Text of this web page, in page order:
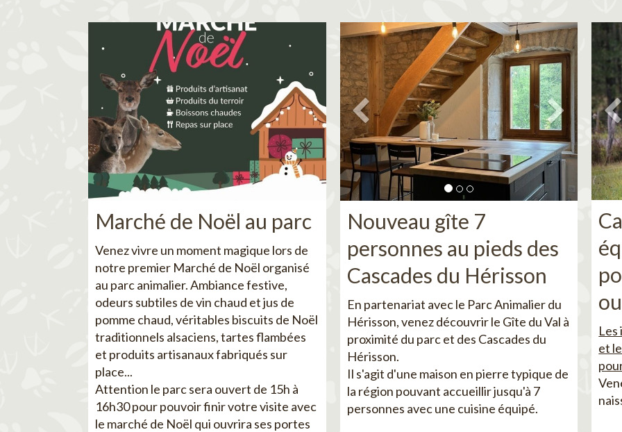
Marché de Noël au parc
Venez vivre un moment magique lors de
notre premier Marché de Noël organisé
au parc animalier. Ambiance festive,
odeurs subtiles de vin chaud et jus de
pomme chaud, véritables biscuits de Noël
traditionnels alsaciens, tartes flambées
et produits artisanaux fabriqués sur
place...
Attention le parc sera ouvert de 15h à
16h30 pour pouvoir finir votre visite avec
le marché de Noël qui ouvrira ses portes
Nouveau gîte 7
personnes au pieds des
Cascades du Hérisson
En partenariat avec le Parc Animalier du
Hérisson, venez découvrir le Gîte du Val à
proximité du parc et des Cascades du
Hérisson.
Il s'agit d'une maison en pierre typique de
la région pouvant accueillir jusqu'à 7
personnes avec une cuisine équipé.
Les
et